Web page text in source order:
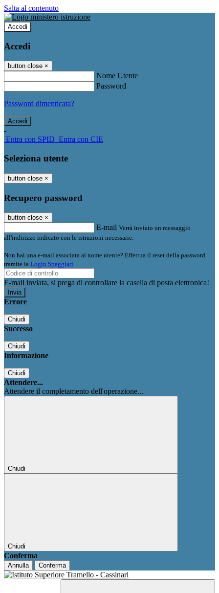
Salta al contenuto
Accedi
Accedi
button close ×
Nome Utente
Password
Password dimenticata?
-
Entra con SPID Entra con CIE
Seleziona utente
button close ×
Recupero password
button close ×
E-mail Verrà inviato un messaggio
all'indirizzo indicato con le istruzioni necessarie.
Non hai una e-mail associata al nome utente? Effettua il reset della password
tramite la Login Spaggiari
E-mail inviata, si prega di controllare la casella di posta elettronica!
Errore
Chiudi
Successo
Chiudi
Informazione
Chiudi
Attendere...
Attendere il completamento dell'operazione...
Chiudi
Chiudi
Conferma
Annulla Conferma